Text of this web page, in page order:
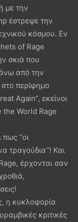
με την
έστρεψε την
κόσμου. Εν
of Rage
σκιά που
από την
περίφημο
Again”, εκείνοι
the World Rage
“οι
τραγούδια”! Και
έρχονται σαν
η κυκλοφορία
κριτικές